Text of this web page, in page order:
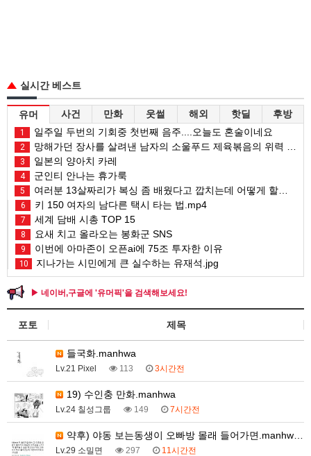
실시간 베스트
유머 사건 만화 웃썰 해외 핫딜 후방
1 일주일 두번의 기회중 첫번째 음주....오늘도 혼술이네요
2 망해가던 장사를 살려낸 남자의 소울푸드 제육볶음의 위력 ㅋㅋ
3 일본의 양아치 카레
4 군인티 안나는 휴가룩
5 여러분 13살짜리가 복싱 좀 배웠다고 깝치는데 어떻게 할까요?
6 키 150 여자의 남다른 택시 타는 법.mp4
7 세계 담배 시총 TOP 15
8 요새 치고 올라오는 봉화군 SNS
9 이번에 아마존이 오픈ai에 75조 투자한 이유
10 지나가는 시민에게 큰 실수하는 유재석.jpg
▶ 네이버,구글에 '유머픽'을 검색해보세요!
포토 제목
들국화.manhwa
Lv.21 Pixel 113 3시간전
19) 수인충 만화.manhwa
Lv.24 칠성그룹 149 7시간전
약후) 야동 보는동생이 오빠방 몰래 들어가면.manhw…
Lv.29 소밀면 297 11시간전